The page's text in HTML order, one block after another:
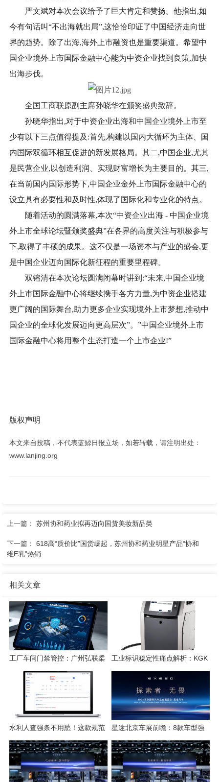
严文斌对本次会议给予了巨大肯定和赞扬。他指出,如
今有句话叫“不出海就出局”,这恰恰印证了中国经济走向世
界的趋势。除了出海,海外上市融资也是重要渠道。希望中
国企业境外上市国际金融中心能为中资企业找到良策,加快
出海步伐。
全国工商联原副主席孙晓华在颁奖盛典致辞。
孙晓华指出,对于中资企业出海和中国企业境外上市至
少有以下三点值得提及:首先,构建以国内大循环为主体、国
内国际双循环相互促进的新发展格局。其二,中国企业,尤其
是民营企业,以创造利润、实现财富增长为主要目的。其三,
在当前国内国际形势下,中国企业金外上市国际金融中心的
设立具有必要性和及时性,体现了国际化和专业化的特点。
随着活动的圆满落幕,本次“中资企业出海 - 中国企业境
外上市全球论坛暨颁奖盛典”在各界的高度关注与积极参与
下,取得了丰硕的成果。这不仅是一场资本与产业的盛会,更
是中国企业迈向国际化新征程的重要里程碑。
双镕清在本次论坛圆满闭幕时讲到:“未来,中国企业境
外上市国际金融中心将继续携手各方力量,为中资企业搭建
更广阔的国际舞台,助力更多企业实现境外上市梦想,推动中
国企业的全球化发展迈向更高层次”。”中国企业境外上市
国际金融中心将用整个生态打造一个上市企业!”
版权声明
本文来自投稿，不代表蓝鲸日报立场，如若转载，请注明出处：
www.lanjing.org
上一篇：苏州协和药业拟再迈向国货美妆新品类
下一篇：618高“质价比”国货崛起，苏州协和药业明星产品“协和
维E乳”热销
相关文章
工厂车间门禁管控：广州弘联柔
性方案解析
工业标识稳定性痛点解析：KGK
水利人查强条不用愁！这款规范
检索工具一键搞定
星途北京车展前瞻：8款车型强
势集结，开启3.0性能豪华探索
新姿态